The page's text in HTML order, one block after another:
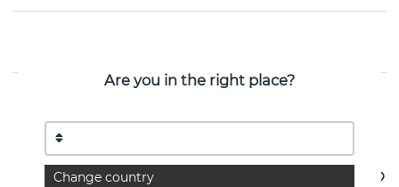
Are you in the right place?
Change country